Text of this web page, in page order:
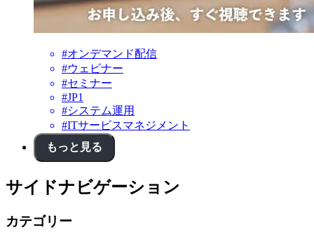
#オンデマンド配信
#ウェビナー
#セミナー
#JP1
#システム運用
#ITサービスマネジメント
もっと見る
サイドナビゲーション
カテゴリー